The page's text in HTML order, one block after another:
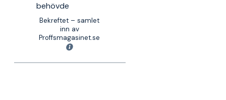
behövde
Bekreftet – samlet
inn av
Proffsmagasinet.se